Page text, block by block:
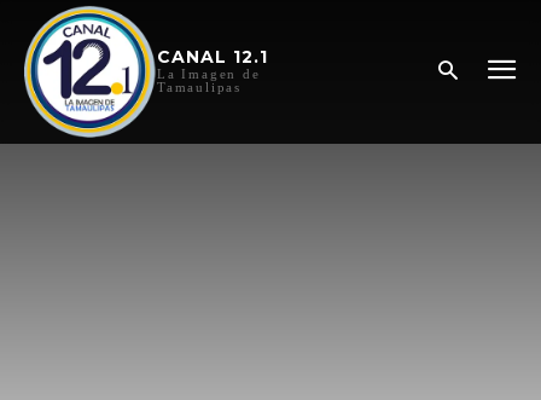
CANAL 12.1
La Imagen de
Tamaulipas